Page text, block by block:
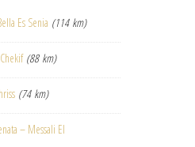
Es Senia (114 km)
(88 km)
(74 km)
– Messali El